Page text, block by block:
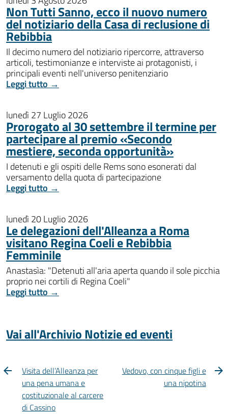
Non Tutti Sanno, ecco il nuovo numero
del notiziario della Casa di reclusione di
Rebibbia
Il decimo numero del notiziario ripercorre, attraverso
articoli, testimonianze e interviste ai protagonisti, i
principali eventi nell'universo penitenziario
Leggi tutto →
lunedì 27 Luglio 2026
Prorogato al 30 settembre il termine per
partecipare al premio «Secondo
mestiere, seconda opportunità»
I detenuti e gli ospiti delle Rems sono esonerati dal
versamento della quota di partecipazione
Leggi tutto →
lunedì 20 Luglio 2026
Le delegazioni dell'Alleanza a Roma
visitano Regina Coeli e Rebibbia
Femminile
Anastasìa: "Detenuti all'aria aperta quando il sole picchia
proprio nei cortili di Regina Coeli"
Leggi tutto →
Vai all'Archivio Notizie ed eventi
Visita dell’Alleanza per
una pena umana e
costituzionale al carcere
di Cassino
Vedovo, con cinque figli e
una nipotina